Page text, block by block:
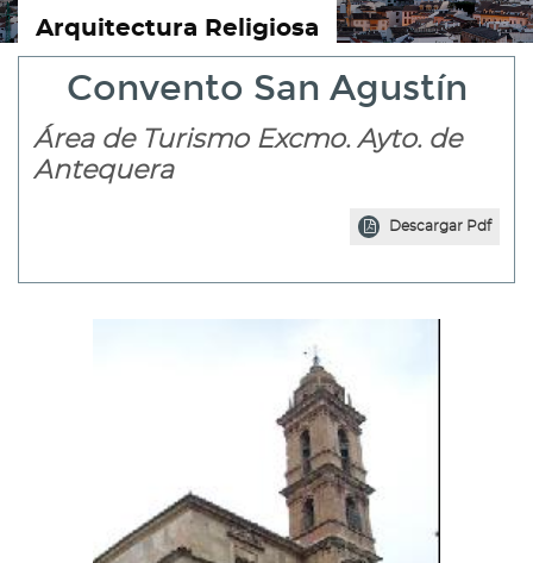
Arquitectura Religiosa
Convento San Agustín
Área de Turismo Excmo. Ayto. de
Antequera
Descargar Pdf